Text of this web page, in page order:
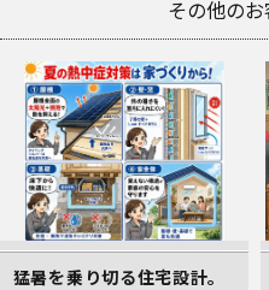
その他の
猛暑を乗り切る住宅設計。